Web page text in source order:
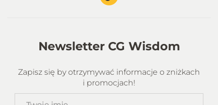
Newsletter CG Wisdom
Zapisz się by otrzymywać informacje o zniżkach
i promocjach!
Twoje